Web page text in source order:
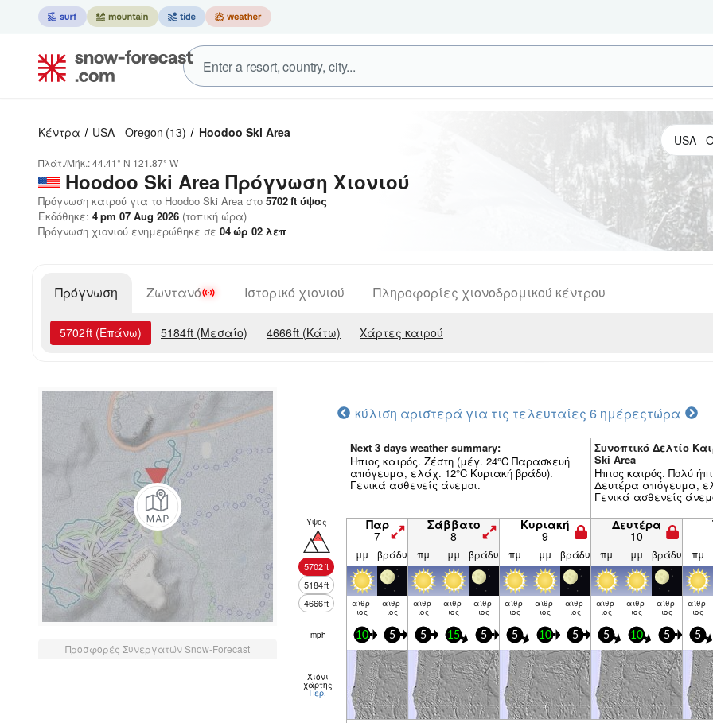
Κέντρα USA - Oregon (13) Hoodoo Ski Area
Πλάτ./Μήκ.:44.41° N 121.87° W
Hoodoo Ski Area Πρόγνωση Χιονιού
Πρόγνωση καιρού για το Hoodoo Ski Area στο 5702ft ύψος
Εκδόθηκε: 4 pm 07 Aug 2026 (τοπική ώρα)
Πρόγνωση χιονιού ενημερώθηκε σε 04ώρ 02 λεπ
Πρόγνωση Ζωντανό Ιστορικό χιονιού Πληροφορίες χιονοδρομικού κέντρου
5702ft (Επάνω) 5184ft (Μεσαίο) 4666ft (Κάτω) Χάρτες καιρού
Προσφορές Συνεργατών Snow-Forecast
κύλιση αριστερά για τις τελευταίες 6 ημέρεςτώρα
Next 3 days weather summary:
Ηπιος καιρός. Ζέστη (μέγ. 24°C Παρασκευή
απόγευμα, ελάχ. 12°C Κυριακή βράδυ).
Γενικά ασθενείς άνεμοι.
Συνοπτικό Δελτίο
Ski Area
Ηπιος καιρός. Πολύ
Δευτέρα απόγευμα,
Γενικά ασθενείς
Υψος
5702ft
5184ft
4666ft
Παρ
7
Σάββατο
8
Κυριακή
9
Δευτέρα
10
μμ βράδυ πμ μμ βράδυ πμ μμ βράδυ πμ μμ βράδυ πμ
αίθρ­
ιος
αίθρ­
ιος
αίθρ­
ιος
αίθρ­
ιος
αίθρ­
ιος
αίθρ­
ιος
αίθρ­
ιος
αίθρ­
ιος
αίθρ­
ιος
αίθρ­
ιος
αίθρ­
ιος
αίθρ­
ιος
mph 10 5 5 15 5 5 10 5 5 10 5 5
Χιόνι
χάρτης
Περ.